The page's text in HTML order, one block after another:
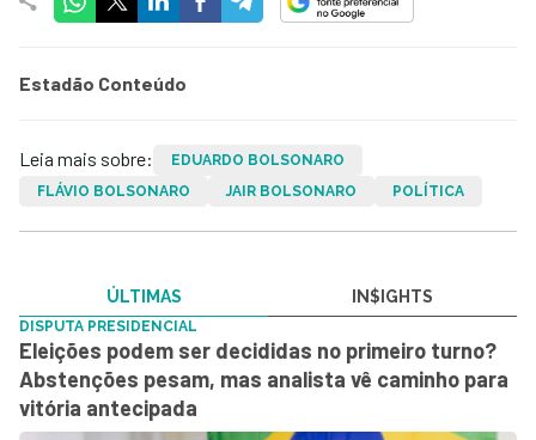
Estadão Conteúdo
Leia mais sobre:
EDUARDO BOLSONARO
FLÁVIO BOLSONARO
JAIR BOLSONARO POLÍTICA
ÚLTIMAS IN$IGHTS
DISPUTA PRESIDENCIAL
Eleições podem ser decididas no primeiro turno?
Abstenções pesam, mas analista vê caminho para
vitória antecipada